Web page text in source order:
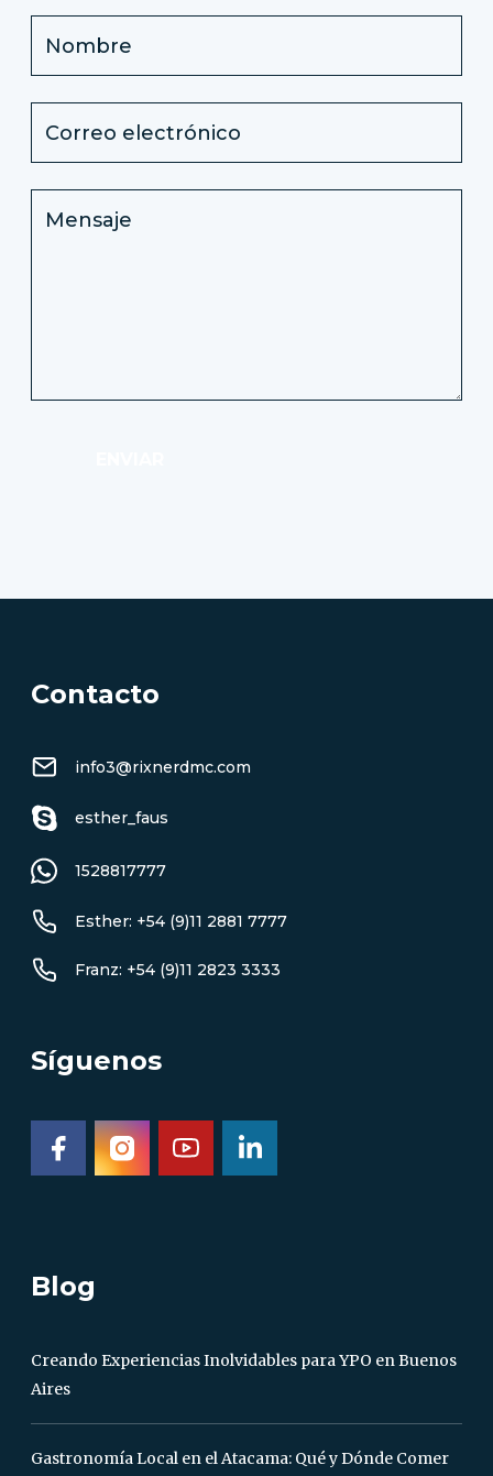
Contacto
info3@rixnerdmc.com
esther_faus
1528817777
Esther: +54 (9)11 2881 7777
Franz: +54 (9)11 2823 3333
Síguenos
Blog
Creando Experiencias Inolvidables para YPO en Buenos
Aires
Gastronomía Local en el Atacama: Qué y Dónde Comer